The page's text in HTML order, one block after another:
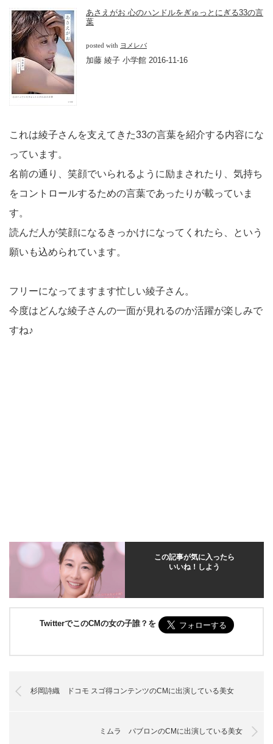
あさえがお 心のハンドルをぎゅっとにぎる33の言
葉
posted with ヨメレバ
加藤 綾子 小学館 2016-11-16
これは綾子さんを支えてきた33の言葉を紹介する内容にな
っています。
名前の通り、笑顔でいられるように励まされたり、気持ち
をコントロールするための言葉であったりが載っていま
す。
読んだ人が笑顔になるきっかけになってくれたら、という
願いも込められています。
フリーになってますます忙しい綾子さん。
今度はどんな綾子さんの一面が見れるのか活躍が楽しみで
すね♪
この記事が気に入ったら
いいね！しよう
TwitterでこのCMの女の子誰？を
杉岡詩織 ドコモ スゴ得コンテンツのCMに出演している美女
ミムラ パブロンのCMに出演している美女